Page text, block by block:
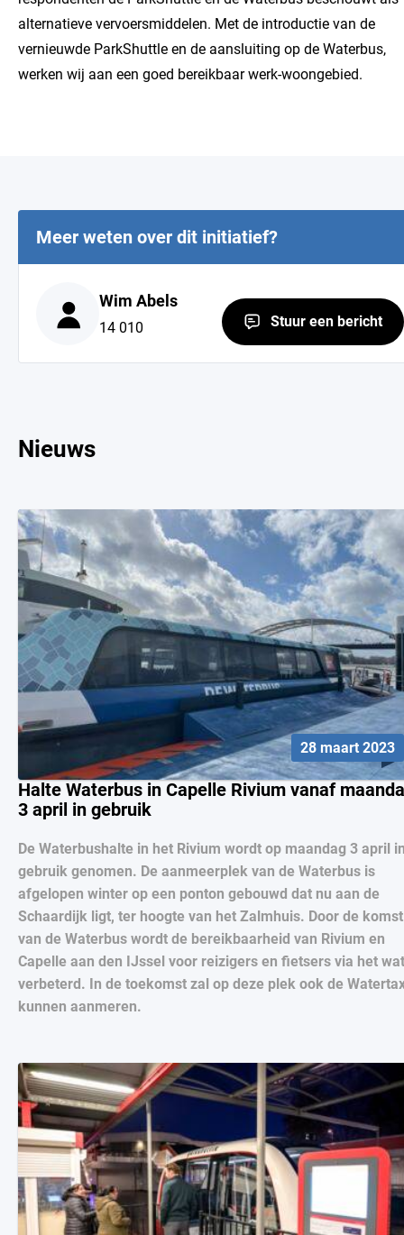
alternatieve vervoersmiddelen. Met de introductie van de
vernieuwde ParkShuttle en de aansluiting op de Waterbus,
werken wij aan een goed bereikbaar werk-woongebied.
Meer weten over dit initiatief?
Wim Abels
14 010 Stuur een bericht
Nieuws
28 maart 2023
Halte Waterbus in Capelle Rivium vanaf
3 april in gebruik
De Waterbushalte in het Rivium wordt op maandag 3 april
gebruik genomen. De aanmeerplek van de Waterbus is
afgelopen winter op een ponton gebouwd dat nu aan de
Schaardijk ligt, ter hoogte van het Zalmhuis. Door de komst
van de Waterbus wordt de bereikbaarheid van Rivium en
Capelle aan den IJssel voor reizigers en fietsers via het
verbeterd. In de toekomst zal op deze plek ook de
kunnen aanmeren.